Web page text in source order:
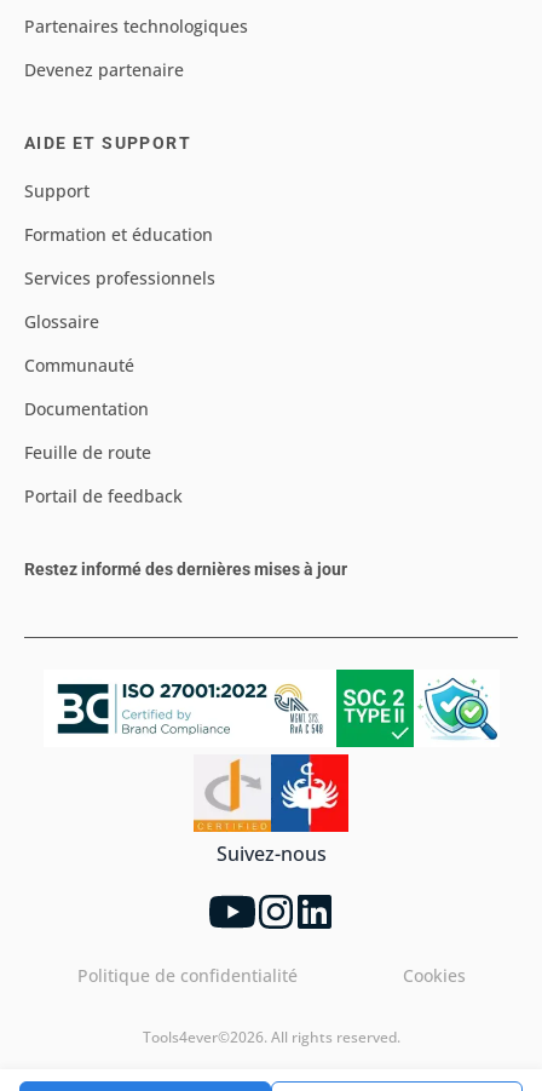
Partenaires technologiques
Devenez partenaire
AIDE ET SUPPORT
Support
Formation et éducation
Services professionnels
Glossaire
Communauté
Documentation
Feuille de route
Portail de feedback
Restez informé des dernières mises à jour
Suivez-nous
Politique de confidentialité Cookies
Tools4ever©2026. All rights reserved.